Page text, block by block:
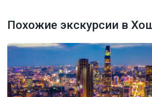
Похожие экскурсии в